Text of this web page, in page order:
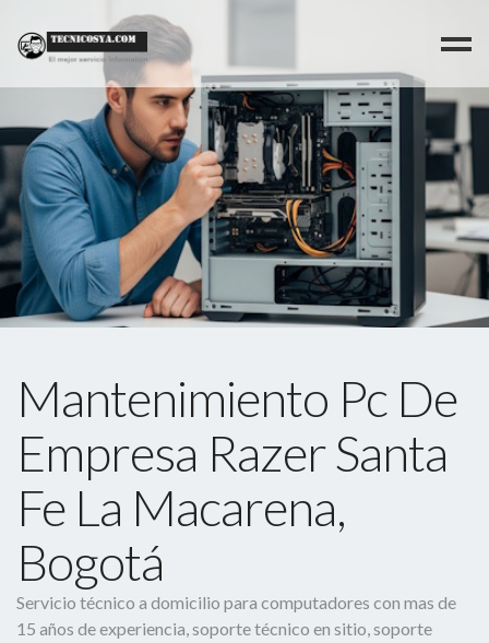
Mantenimiento Pc De
Empresa Razer Santa
Fe La Macarena,
Bogotá
Servicio técnico a domicilio para computadores con mas de
15 años de experiencia, soporte técnico en sitio, soporte